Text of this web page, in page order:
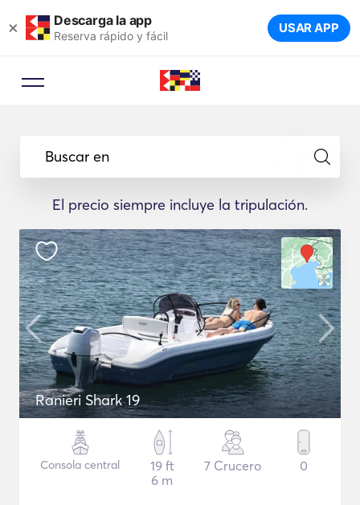
× Descarga la app
Reserva rápido y fácil USAR APP
Buscar en
El precio siempre incluye la tripulación.
Ranieri Shark 19
Consola central
19 ft
6 m
7 Crucero 0